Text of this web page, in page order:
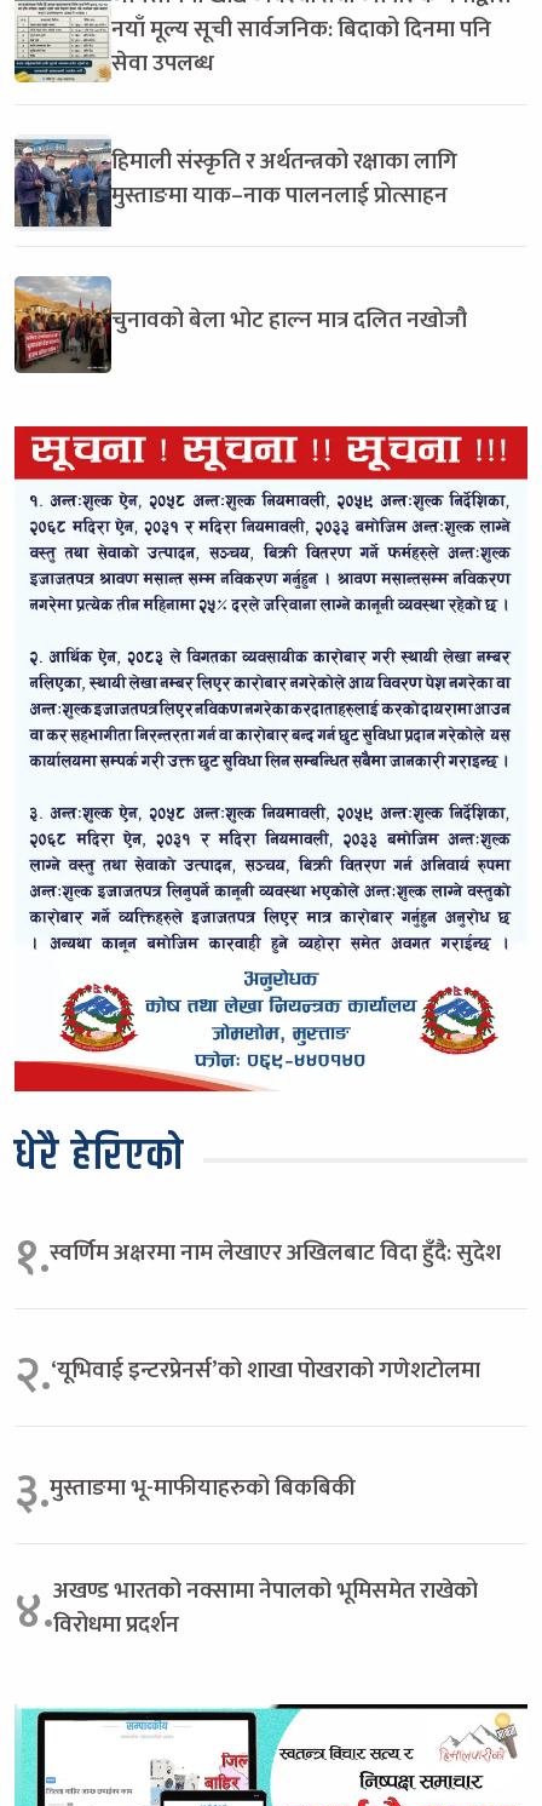
नयाँ मूल्य सूची सार्वजनिक: बिदाको दिनमा पनि
सेवा उपलब्ध
हिमाली संस्कृति र अर्थतन्त्रको रक्षाका लागि
मुस्ताङमा याक–नाक पालनलाई प्रोत्साहन
चुनावको बेला भोट हाल्न मात्र दलित नखोजौ
धेरै हेरिएको
१.स्वर्णिम अक्षरमा नाम लेखाएर अखिलबाट विदा हुँदै: सुदेश
२.‘यूभिवाई इन्टरप्रेनर्स’को शाखा पोखराको गणेशटोलमा
३.मुस्ताङमा भू-माफीयाहरुको बिकबिकी
४.अखण्ड भारतको नक्सामा नेपालको भूमिसमेत राखेको
विरोधमा प्रदर्शन